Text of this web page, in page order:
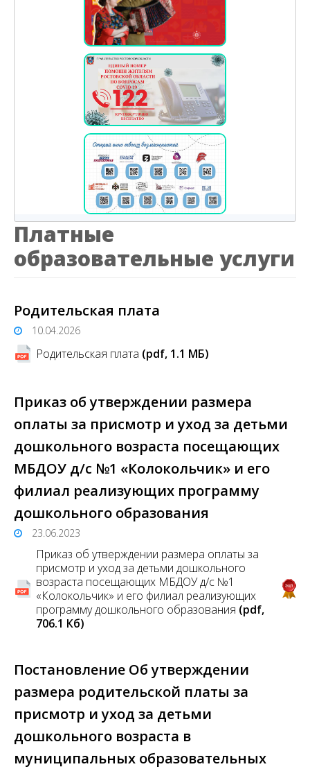
Платные
образовательные услуги
Родительская плата
10.04.2026
Родительская плата (pdf, 1.1 MБ)
Приказ об утверждении размера
оплаты за присмотр и уход за детьми
дошкольного возраста посещающих
МБДОУ д/с №1 «Колокольчик» и его
филиал реализующих программу
дошкольного образования
23.06.2023
Приказ об утверждении размера оплаты за
присмотр и уход за детьми дошкольного
возраста посещающих МБДОУ д/с №1
«Колокольчик» и его филиал реализующих
программу дошкольного образования (pdf,
706.1 Кб)
Постановление Об утверждении
размера родительской платы за
присмотр и уход за детьми
дошкольного возраста в
муниципальных образовательных